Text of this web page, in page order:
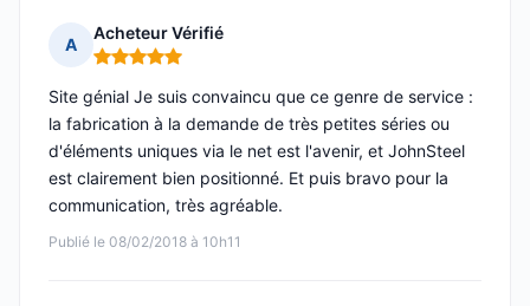
A
Acheteur Vérifié
Note : 5 sur 5
Publié le 08/02/2018 à 10h11
Site génial Je suis convaincu que ce genre de service :
la fabrication à la demande de très petites séries ou
d'éléments uniques via le net est l'avenir, et JohnSteel
est clairement bien positionné. Et puis bravo pour la
communication, très agréable.